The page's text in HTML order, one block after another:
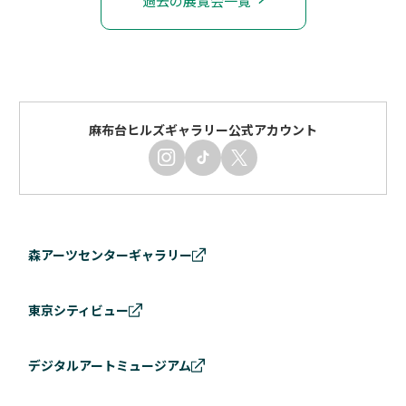
麻布台ヒルズギャラリー公式アカウント
森アーツセンターギャラリー
東京シティビュー
デジタルアートミュージアム